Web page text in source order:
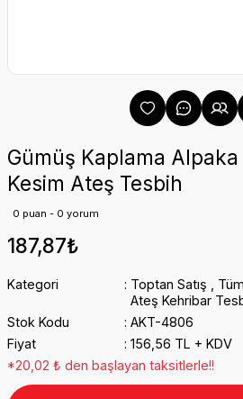
Gümüş Kaplama
Kesim Ateş Tesbih
0 puan - 0 yorum
187,87₺
Kategori Toptan Satış
Ateş Kehribar
Stok Kodu
AKT-4806
Fiyat
156,56 TL + KDV
*20,02 ₺ den başlayan taksitlerle!!